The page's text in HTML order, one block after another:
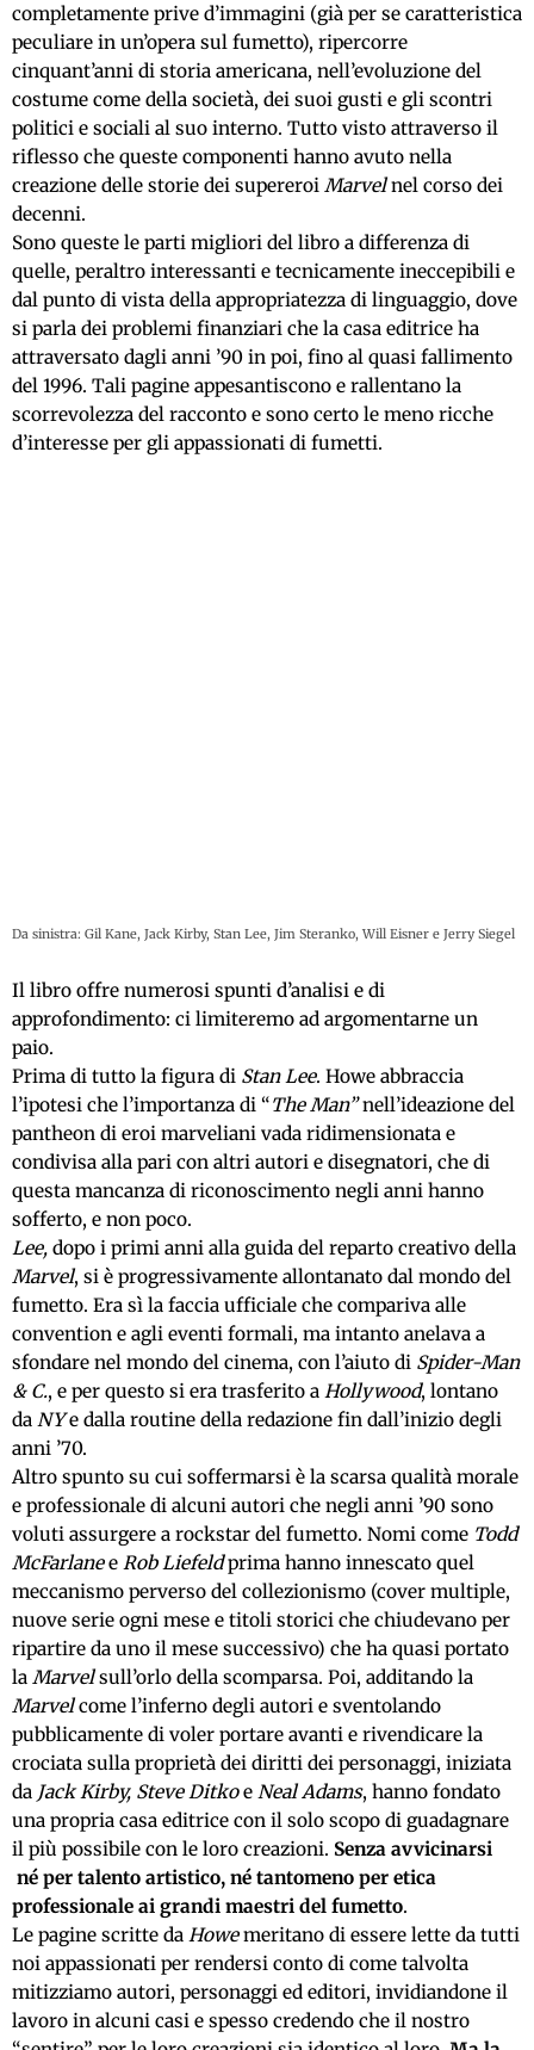
completamente prive d’immagini (già per se caratteristica
peculiare in un’opera sul fumetto), ripercorre
cinquant’anni di storia americana, nell’evoluzione del
costume come della società, dei suoi gusti e gli scontri
politici e sociali al suo interno. Tutto visto attraverso il
riflesso che queste componenti hanno avuto nella
creazione delle storie dei supereroi Marvelnel corso dei
decenni.
Sono queste le parti migliori del libro a differenza di
quelle, peraltro interessanti e tecnicamente ineccepibili e
dal punto di vista della appropriatezza di linguaggio, dove
si parla dei problemi finanziari che la casa editrice ha
attraversato dagli anni ’90 in poi, fino al quasi fallimento
del 1996. Tali pagine appesantiscono e rallentano la
scorrevolezza del racconto e sono certo le meno ricche
d’interesse per gli appassionati di fumetti.
Da sinistra: Gil Kane, Jack Kirby, Stan Lee, Jim Steranko, Will Eisner e Jerry Siegel
Il libro offre numerosi spunti d’analisi e di
approfondimento: ci limiteremo ad argomentarne un
paio.
Prima di tutto la figura di Stan Lee. Howe abbraccia
l’ipotesi che l’importanza di “The Man”nell’ideazione del
pantheon di eroi marveliani vada ridimensionata e
condivisa alla pari con altri autori e disegnatori, che di
questa mancanza di riconoscimento negli anni hanno
sofferto, e non poco.
Lee, dopo i primi anni alla guida del reparto creativo della
Marvel, si è progressivamente allontanato dal mondo del
fumetto. Era sì la faccia ufficiale che compariva alle
convention e agli eventi formali, ma intanto anelava a
sfondare nel mondo del cinema, con l’aiuto di Spider-Man
& C., e per questo si era trasferito a Hollywood, lontano
da NYe dalla routine della redazione fin dall’inizio degli
anni ’70.
Altro spunto su cui soffermarsi è la scarsa qualità morale
e professionale di alcuni autori che negli anni ’90 sono
voluti assurgere a rockstar del fumetto. Nomi come Todd
McFarlanee Rob Liefeldprima hanno innescato quel
meccanismo perverso del collezionismo (cover multiple,
nuove serie ogni mese e titoli storici che chiudevano per
ripartire da uno il mese successivo) che ha quasi portato
la Marvel sull’orlo della scomparsa. Poi, additando la
Marvelcome l’inferno degli autori e sventolando
pubblicamente di voler portare avanti e rivendicare la
crociata sulla proprietà dei diritti dei personaggi, iniziata
da Jack Kirby, Steve Ditkoe Neal Adams, hanno fondato
una propria casa editrice con il solo scopo di guadagnare
il più possibile con le loro creazioni. Senza avvicinarsi
né per talento artistico, né tantomeno per etica
professionale ai grandi maestri del fumetto.
Le pagine scritte da Howemeritano di essere lette da tutti
noi appassionati per rendersi conto di come talvolta
mitizziamo autori, personaggi ed editori, invidiandone il
lavoro in alcuni casi e spesso credendo che il nostro